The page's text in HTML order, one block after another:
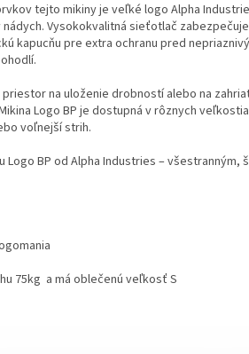
tejto mikiny je veľké logo Alpha
Vysokokvalitná sieťotlač
kapucňu pre extra ochranu pred
na uloženie drobností alebo na
Logo BP je dostupná v rôznych
voľnejší strih.
Logo BP od Alpha Industries –
75kg a má oblečenú veľkosť S